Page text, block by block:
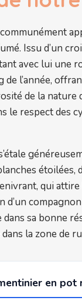
Issu d’un
avec lui une
l’année,
de la
le respect des
étoilées,
qui
d’un
sa bonne
dans la zone
en pot